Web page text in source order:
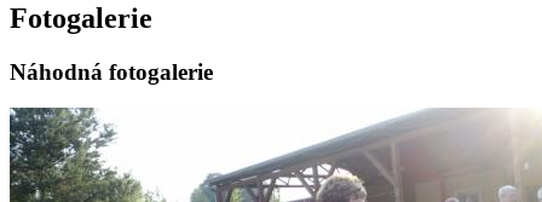
Fotogalerie
Náhodná fotogalerie